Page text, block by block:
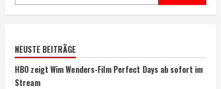
NEUSTE BEITRÄGE
HBO zeigt Wim Wenders-Film Perfect Days ab sofort im
Stream